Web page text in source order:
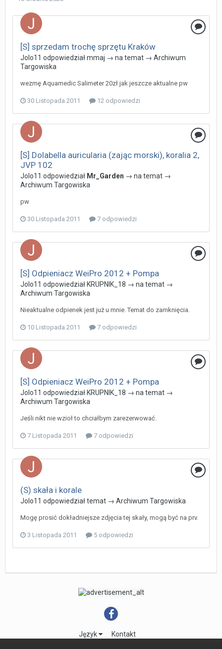
[S] sprzedam trochę sprzętu Kraków
Jolo11 odpowiedziałmmaj → na temat → Archiwum
Targowiska
wezmę Aquamedic Salimeter 20zł jak jeszcze aktualne pw
30 Listopada 2011 12 odpowiedzi
[S] Dolabella auricularia (zając morski), koralia 2,
JVP 102
Jolo11 odpowiedział Mr_Garden → na temat →
Archiwum Targowiska
pw
30 Listopada 2011 7 odpowiedzi
[S] Odpieniacz WeiPro 2012 + Pompa
Jolo11 odpowiedziałKRUPNIK_18 → na temat →
Archiwum Targowiska
Nieaktualne odpienek jest już u mnie. Temat do zamknięcia.
10 Listopada 2011 7 odpowiedzi
[S] Odpieniacz WeiPro 2012 + Pompa
Jolo11 odpowiedziałKRUPNIK_18 → na temat →
Archiwum Targowiska
Jeśli nikt nie wzioł to chciałbym zarezerwować.
7 Listopada 2011 7 odpowiedzi
(S) skała i korale
Jolo11 odpowiedział temat → Archiwum Targowiska
Mogę prosić dokładniejsze zdjęcia tej skały, mogą być na prv.
3 Listopada 2011 5 odpowiedzi
Język Kontakt